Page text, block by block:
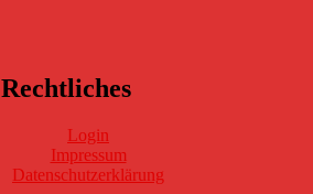
Rechtliches
Login
Impressum
Datenschutzerklärung